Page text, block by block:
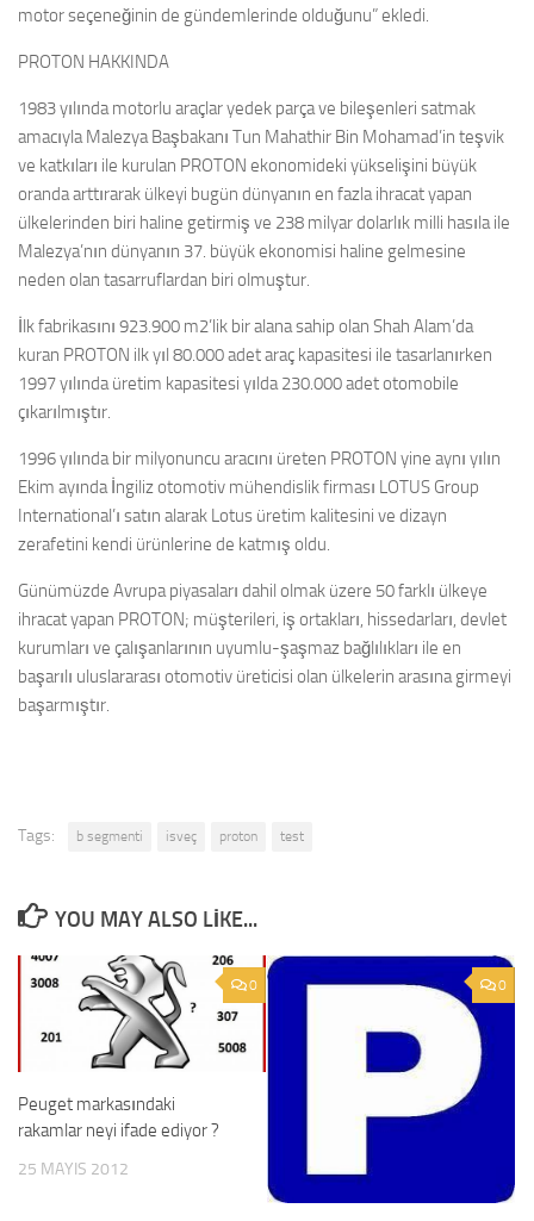
motor seçeneğinin de gündemlerinde olduğunu” ekledi.
PROTON HAKKINDA
1983 yılında motorlu araçlar yedek parça ve bileşenleri satmak
amacıyla Malezya Başbakanı Tun Mahathir Bin Mohamad’in teşvik
ve katkıları ile kurulan PROTON ekonomideki yükselişini büyük
oranda arttırarak ülkeyi bugün dünyanın en fazla ihracat yapan
ülkelerinden biri haline getirmiş ve 238 milyar dolarlık milli hasıla ile
Malezya’nın dünyanın 37. büyük ekonomisi haline gelmesine
neden olan tasarruflardan biri olmuştur.
İlk fabrikasını 923.900 m2’lik bir alana sahip olan Shah Alam’da
kuran PROTON ilk yıl 80.000 adet araç kapasitesi ile tasarlanırken
1997 yılında üretim kapasitesi yılda230.000adet otomobile
çıkarılmıştır.
1996 yılında bir milyonuncu aracını üreten PROTON yine aynı yılın
Ekim ayında İngiliz otomotiv mühendislik firması LOTUS Group
International’ı satın alarak Lotus üretim kalitesini ve dizayn
zerafetini kendi ürünlerine de katmış oldu.
Günümüzde Avrupa piyasaları dahil olmak üzere 50 farklı ülkeye
ihracat yapan PROTON; müşterileri, iş ortakları, hissedarları, devlet
kurumları ve çalışanlarının uyumlu-şaşmaz bağlılıkları ile en
başarılı uluslararası otomotiv üreticisi olan ülkelerin arasına girmeyi
başarmıştır.
Tags: b segmenti isveç proton test
YOU MAY ALSO LIKE...
0
Peuget markasındaki
rakamlar neyi ifade ediyor ?
25 MAYIS 2012
0